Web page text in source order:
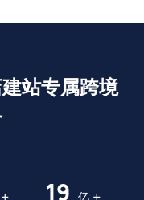
站专属跨境
+ 20 亿 +